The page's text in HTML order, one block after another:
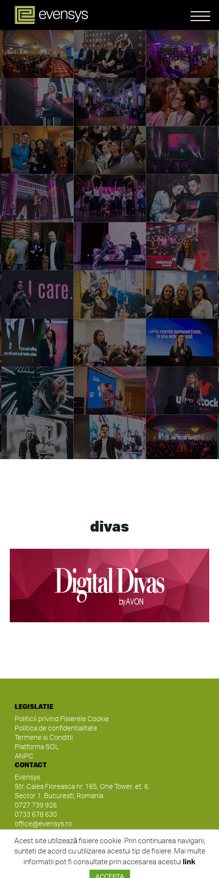
divas
LEGISLATIE
Politicii privind Fisierele Cookie
Politica de confidentialitate
Termene si Conditii
Platforma SOL
ANPC
CONTACT
Evensys
Str. Calea Floreasca nr. 165, One Tower, et. 6,
Sector 1, Bucuresti, Romania
0727 739 926
0733 678 630
office@evensys.ro
SOCIAL MEDIA
Acest site utilizează fisiere cookie. Prin continuarea navigarii,
sunteti de acord cu utilizarea acestui tip de fisiere. Mai multe
informatii pot fi consultate prin accesarea acestui link